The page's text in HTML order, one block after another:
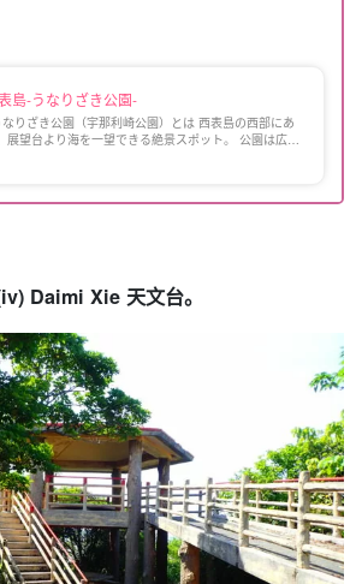
島-うなりざき公園-
なりざき公園（宇那利崎公園）とは 西表島の西部にあ
展望台より海を一望できる絶景スポット。 公園は広
Daimi Xie 天文台。